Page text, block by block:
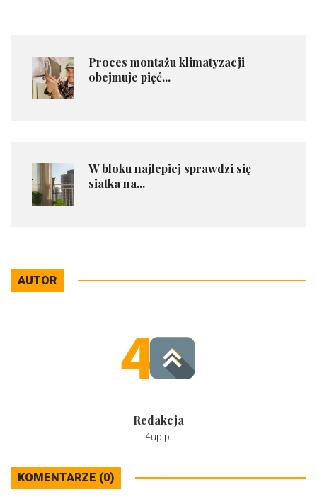
​Proces montażu klimatyzacji
obejmuje pięć...
​W bloku najlepiej sprawdzi się
siatka na...
AUTOR
Redakcja
4up.pl
KOMENTARZE (0)